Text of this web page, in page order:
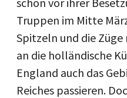
Truppen im Mitte
Spitzeln und die
an die holländische
England auch das
Reiches passieren.